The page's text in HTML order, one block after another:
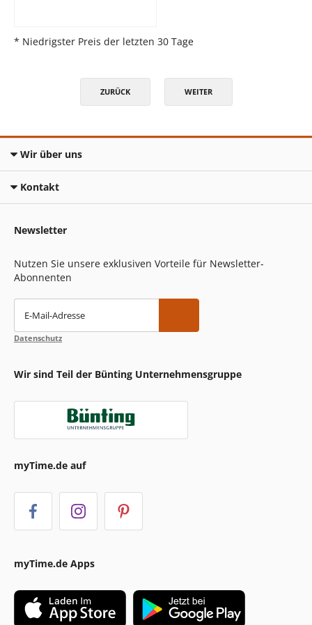
* Niedrigster Preis der letzten 30 Tage
ZURÜCK WEITER
Wir über uns
Kontakt
Newsletter
Nutzen Sie unsere exklusiven Vorteile für Newsletter-
Abonnenten
E-Mail-Adresse
Datenschutz
Wir sind Teil der Bünting Unternehmensgruppe
myTime.de auf
myTime.de Apps